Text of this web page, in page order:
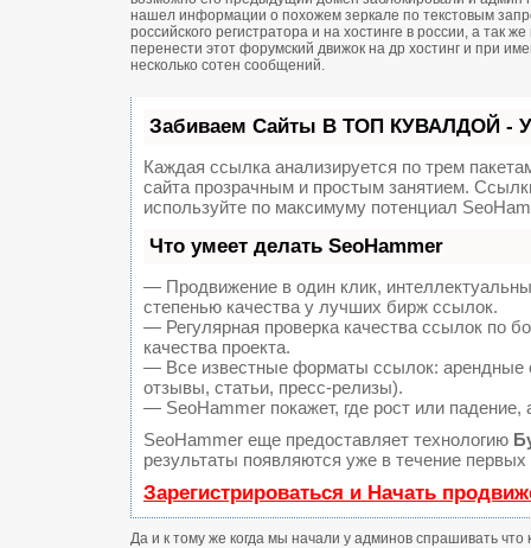
нашел информации о похожем зеркале по текстовым
российского регистратора и на хостинге в россии, а
перенести этот форумский движок на др хостинг и при
несколько сотен сообщений.
Забиваем Сайты В ТОП КУВАЛДОЙ -
Каждая ссылка анализируется по трем
сайта прозрачным и простым занятием.
используйте по максимуму потенциал
Что умеет делать SeoHammer
— Продвижение в один клик,
степенью качества у лучших бирж ссылок.
— Регулярная проверка качества ссылок по
качества проекта.
— Все известные форматы ссылок: арендные
отзывы, статьи, пресс-релизы).
— SeoHammer покажет, где рост или
SeoHammer еще предоставляет технологию
результаты появляются уже в течение первых
Зарегистрироваться и Начать
Да и к тому же когда мы начали у админов спрашивать что